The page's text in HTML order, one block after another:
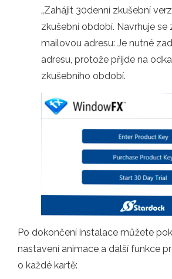
„Zahájit 30denní zkušební
zkušební období. Navrhuje se
mailovou adresu: Je nutné
adresu, protože přijde na
zkušebního období.
Po dokončení instalace můžete
nastavení animace a další funkce
o každé kartě: